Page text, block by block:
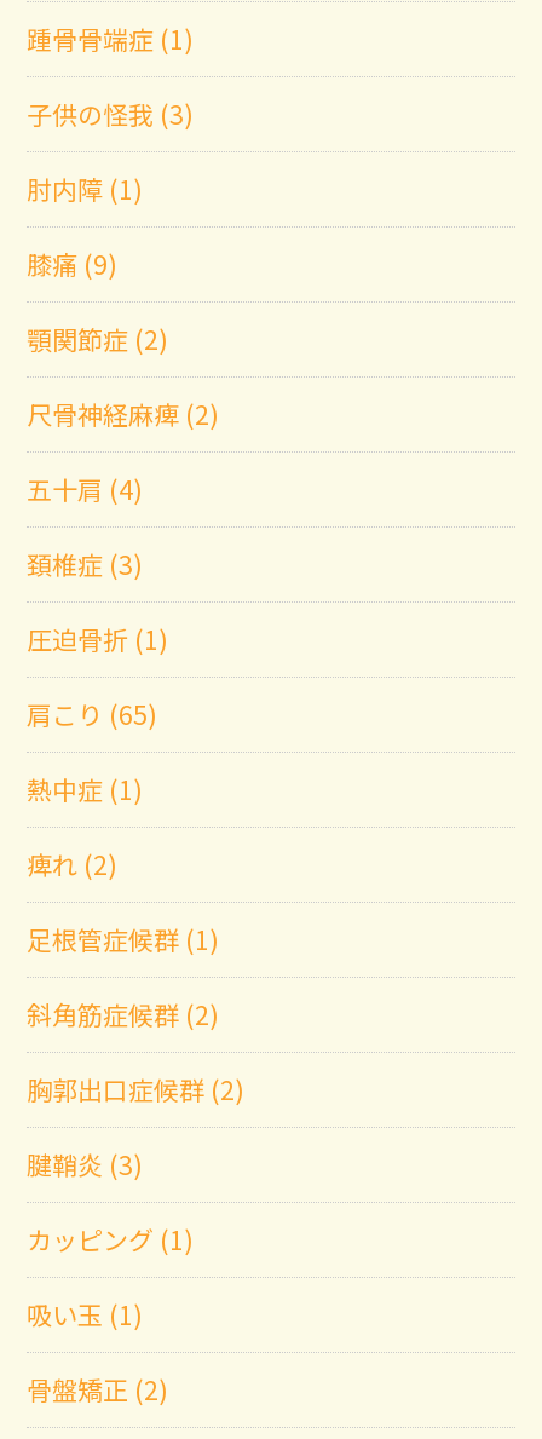
踵骨骨端症 (1)
子供の怪我 (3)
肘内障 (1)
膝痛 (9)
顎関節症 (2)
尺骨神経麻痺 (2)
五十肩 (4)
頚椎症 (3)
圧迫骨折 (1)
肩こり (65)
熱中症 (1)
痺れ (2)
足根管症候群 (1)
斜角筋症候群 (2)
胸郭出口症候群 (2)
腱鞘炎 (3)
カッピング (1)
吸い玉 (1)
骨盤矯正 (2)